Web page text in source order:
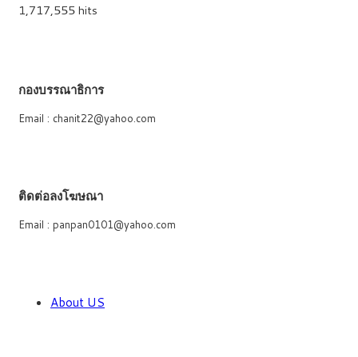
1,717,555 hits
กองบรรณาธิการ
Email : chanit22@yahoo.com
ติดต่อลงโฆษณา
Email : panpan0101@yahoo.com
About US